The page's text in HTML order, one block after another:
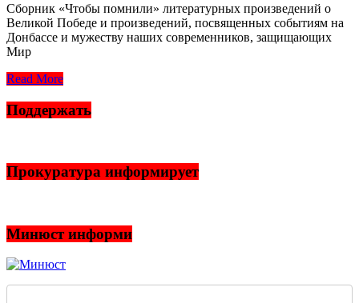
Сборник «Чтобы помнили» литературных произведений о
Великой Победе и произведений, посвященных событиям на
Донбассе и мужеству наших современников, защищающих
Мир
Read More
Поддержать
Прокуратура информирует
Минюст информи